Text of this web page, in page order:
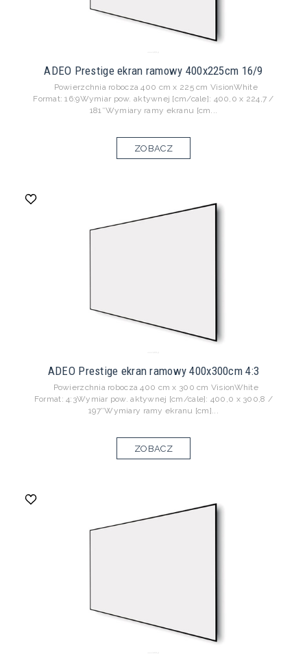
ADEO Prestige ekran ramowy 400x225cm 16/9
Powierzchnia robocza 400 cm x 225 cm VisionWhite
Format: 16:9Wymiar pow. aktywnej [cm/cale]: 400,0 x 224,7 /
181″Wymiary ramy ekranu [cm...
ZOBACZ
ADEO Prestige ekran ramowy 400x300cm 4:3
Powierzchnia robocza 400 cm x 300 cm VisionWhite
Format: 4:3Wymiar pow. aktywnej [cm/cale]: 400,0 x 300,8 /
197″Wymiary ramy ekranu [cm]...
ZOBACZ